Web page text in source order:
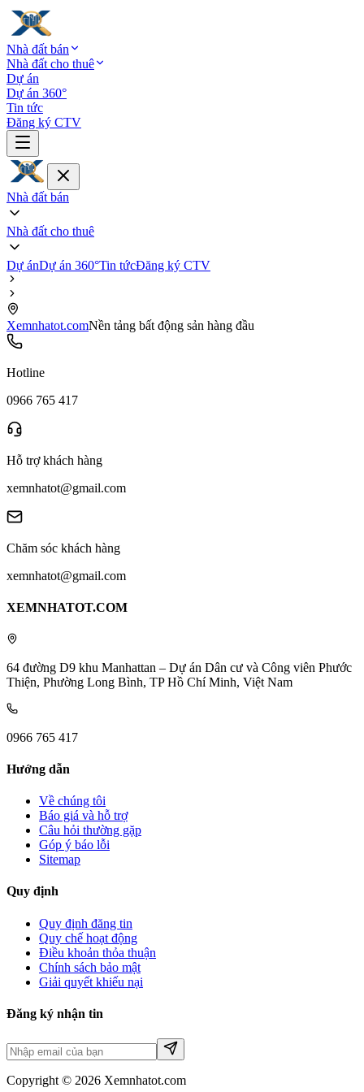
Nhà đất bán
Nhà đất cho thuê
Dự án
Dự án 360°
Tin tức
Đăng ký CTV
Nhà đất bán
Nhà đất cho thuê
Dự ánDự án 360°Tin tứcĐăng ký CTV
Xemnhatot.comNền tảng bất động sản hàng đầu
Hotline
0966 765 417
Hỗ trợ khách hàng
xemnhatot@gmail.com
Chăm sóc khách hàng
xemnhatot@gmail.com
XEMNHATOT.COM
64 đường D9 khu Manhattan – Dự án Dân cư và Công viên Phước
Thiện, Phường Long Bình, TP Hồ Chí Minh, Việt Nam
0966 765 417
Hướng dẫn
Về chúng tôi
Báo giá và hỗ trợ
Câu hỏi thường gặp
Góp ý báo lỗi
Sitemap
Quy định
Quy định đăng tin
Quy chế hoạt động
Điều khoản thỏa thuận
Chính sách bảo mật
Giải quyết khiếu nại
Đăng ký nhận tin
Copyright © 2026 Xemnhatot.com